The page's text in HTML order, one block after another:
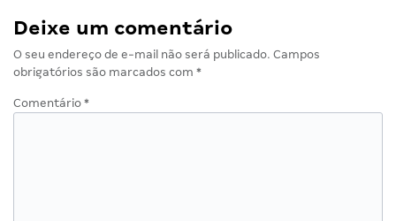
Deixe um comentário
O seu endereço de e-mail não será publicado. Campos
obrigatórios são marcados com *
Comentário *